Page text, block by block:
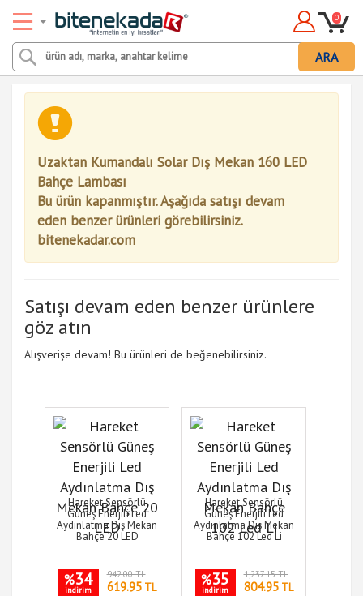
ARA
0
Uzaktan Kumandalı Solar Dış Mekan 160 LED
Bahçe Lambası
Bu ürün kapanmıştır. Aşağıda satışı devam
eden benzer ürünleri görebilirsiniz.
bitenekadar.com
Satışı devam eden benzer ürünlere
göz atın
Alışverişe devam! Bu ürünleri de beğenebilirsiniz.
Hareket Sensörlü
Güneş Enerjili Led
Aydınlatma Dış Mekan
Bahçe 20 LED
%34
indirim
942.00 TL
619.95TL
Hareket Sensörlü
Güneş Enerjili Led
Aydınlatma Dış Mekan
Bahçe 102 Led Li
%35
indirim
1,237.15 TL
804.95TL